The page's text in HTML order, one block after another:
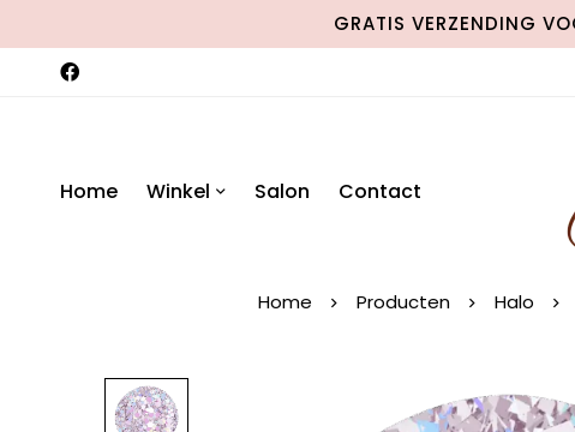
GRATIS VERZENDING
Home Winkel Salon Contact
Home Producten Halo